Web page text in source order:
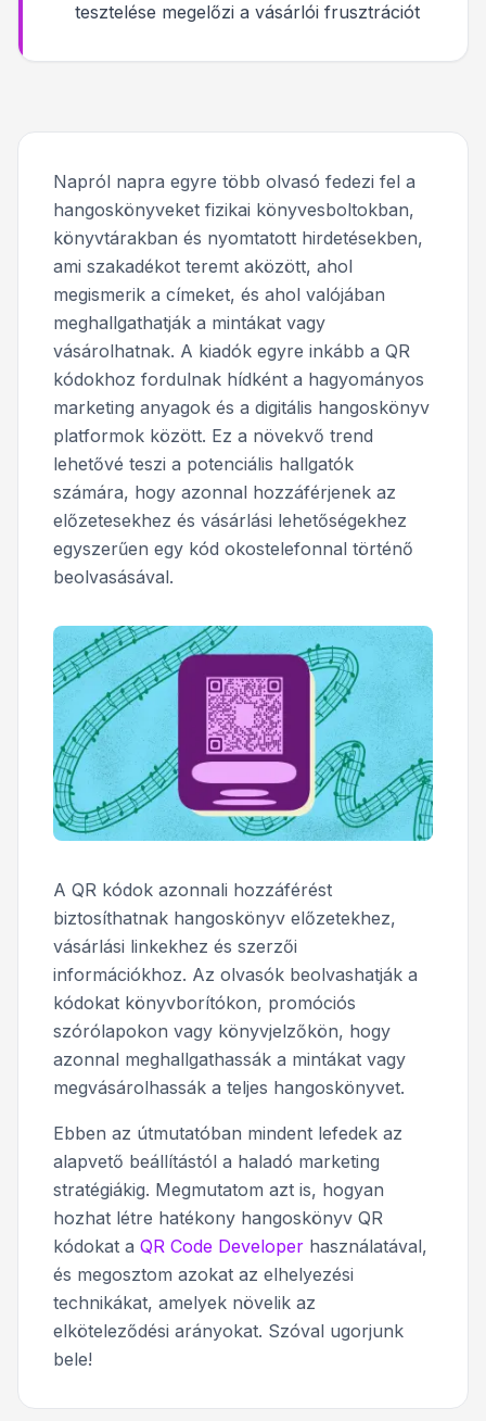
tesztelése megelőzi a vásárlói frusztrációt
Napról napra egyre több olvasó fedezi fel a
hangoskönyveket fizikai könyvesboltokban,
könyvtárakban és nyomtatott hirdetésekben,
ami szakadékot teremt aközött, ahol
megismerik a címeket, és ahol valójában
meghallgathatják a mintákat vagy
vásárolhatnak. A kiadók egyre inkább a QR
kódokhoz fordulnak hídként a hagyományos
marketing anyagok és a digitális hangoskönyv
platformok között. Ez a növekvő trend
lehetővé teszi a potenciális hallgatók
számára, hogy azonnal hozzáférjenek az
előzetesekhez és vásárlási lehetőségekhez
egyszerűen egy kód okostelefonnal történő
beolvasásával.
A QR kódok azonnali hozzáférést
biztosíthatnak hangoskönyv előzetekhez,
vásárlási linkekhez és szerzői
információkhoz. Az olvasók beolvashatják a
kódokat könyvborítókon, promóciós
szórólapokon vagy könyvjelzőkön, hogy
azonnal meghallgathassák a mintákat vagy
megvásárolhassák a teljes hangoskönyvet.
Ebben az útmutatóban mindent lefedek az
alapvető beállítástól a haladó marketing
stratégiákig. Megmutatom azt is, hogyan
hozhat létre hatékony hangoskönyv QR
kódokat a QR Code Developer használatával,
és megosztom azokat az elhelyezési
technikákat, amelyek növelik az
elköteleződési arányokat. Szóval ugorjunk
bele!